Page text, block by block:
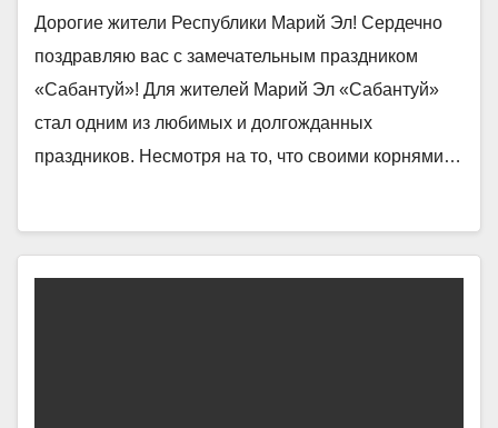
Дорогие жители Республики Марий Эл! Сердечно
поздравляю вас с замечательным праздником
«Сабантуй»! Для жителей Марий Эл «Сабантуй»
стал одним из любимых и долгожданных
праздников. Несмотря на то, что своими корнями…